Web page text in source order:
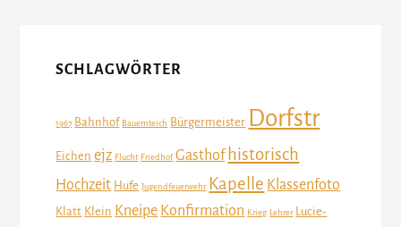
SCHLAGWÖRTER
1967 Bahnhof Bauernteich Bürgermeister Dorfstr
Eichen ejz Flucht Friedhof Gasthof historisch
Hochzeit Hufe Jugendfeuerwehr Kapelle Klassenfoto
Klatt Klein Kneipe Konfirmation Krieg Lehrer Lucie-